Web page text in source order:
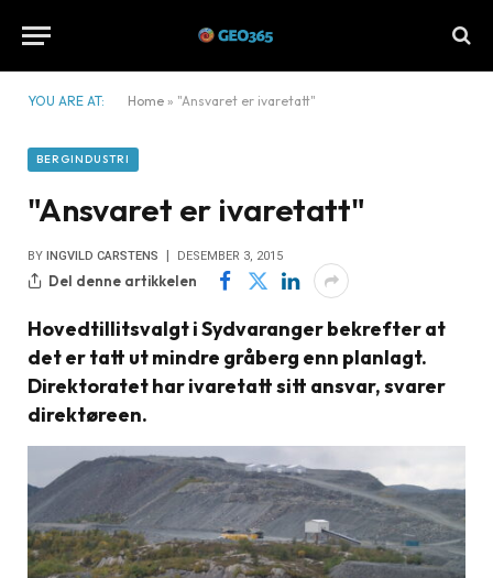
YOU ARE AT: Home » "Ansvaret er ivaretatt"
BERGINDUSTRI
"Ansvaret er ivaretatt"
BY INGVILD CARSTENS DESEMBER 3, 2015
Del denne artikkelen
Hovedtillitsvalgt i Sydvaranger bekrefter at
det er tatt ut mindre gråberg enn planlagt.
Direktoratet har ivaretatt sitt ansvar, svarer
direktøreen.